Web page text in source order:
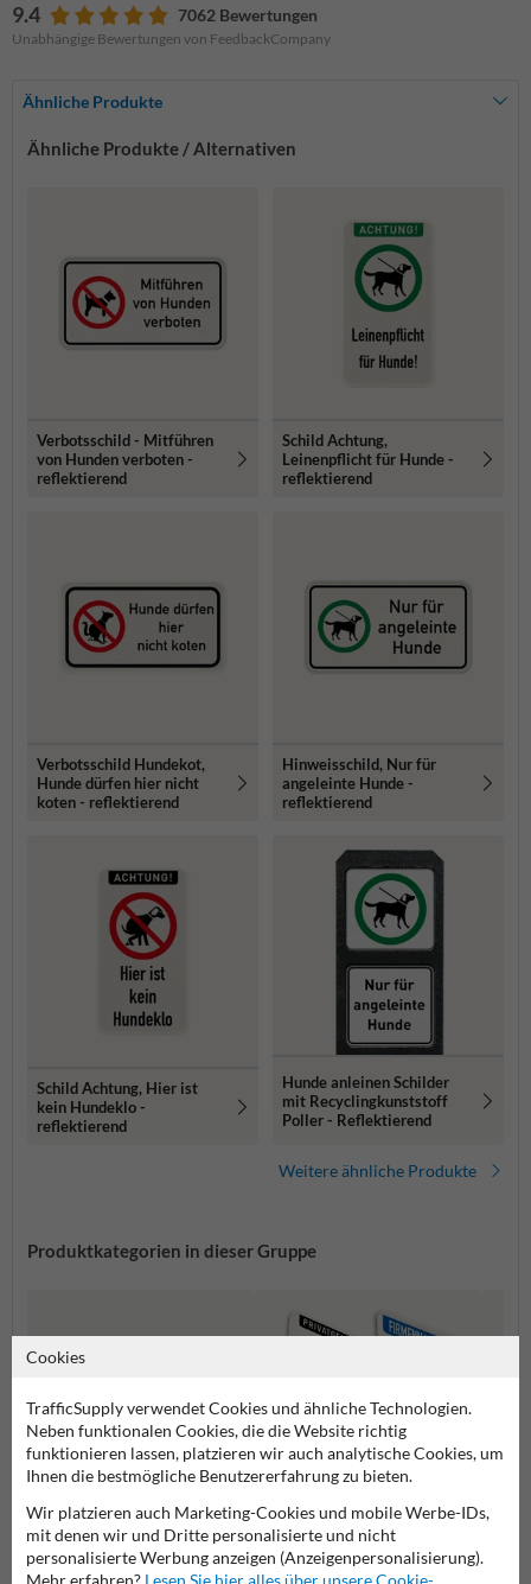
9.4 7062 Bewertungen
Unabhängige Bewertungen von FeedbackCompany
Ähnliche Produkte
Ähnliche Produkte / Alternativen
Verbotsschild - Mitführen
von Hunden verboten -
reflektierend
Schild Achtung,
Leinenpflicht für Hunde -
reflektierend
Verbotsschild Hundekot,
Hunde dürfen hier nicht
koten - reflektierend
Hinweisschild, Nur für
angeleinte Hunde -
reflektierend
Schild Achtung, Hier ist
kein Hundeklo -
reflektierend
Hunde anleinen Schilder
mit Recyclingkunststoff
Poller - Reflektierend
Weitere ähnliche Produkte
Produktkategorien in dieser Gruppe
Hundeschilder Privatgrundstück Schilder
Cookies
TrafficSupply verwendet Cookies und ähnliche Technologien.
Neben funktionalen Cookies, die die Website richtig
funktionieren lassen, platzieren wir auch analytische Cookies, um
Ihnen die bestmögliche Benutzererfahrung zu bieten.
Wir platzieren auch Marketing-Cookies und mobile Werbe-IDs,
mit denen wir und Dritte personalisierte und nicht
personalisierte Werbung anzeigen (Anzeigenpersonalisierung).
Mehr erfahren? Lesen Sie hier alles über unsere Cookie-